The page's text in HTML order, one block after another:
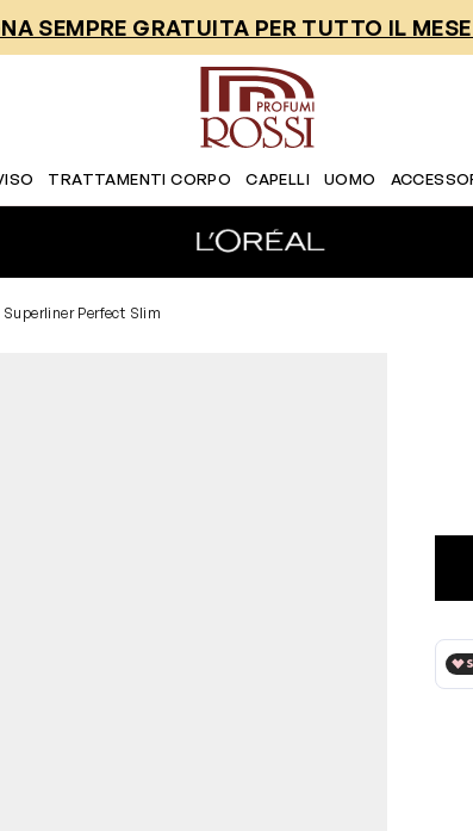
SEMPRE GRATUITA PER TUTTO IL
TRATTAMENTI CORPO CAPELLI UOMO
Superliner Perfect Slim